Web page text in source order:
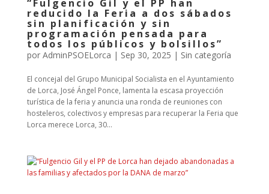
“Fulgencio Gil y el PP han
reducido la Feria a dos sábados
sin planificación y sin
programación pensada para
todos los públicos y bolsillos”
por AdminPSOELorca | Sep 30, 2025 | Sin categoría
El concejal del Grupo Municipal Socialista en el Ayuntamiento
de Lorca, José Ángel Ponce, lamenta la escasa proyección
turística de la feria y anuncia una ronda de reuniones con
hosteleros, colectivos y empresas para recuperar la Feria que
Lorca merece Lorca, 30...